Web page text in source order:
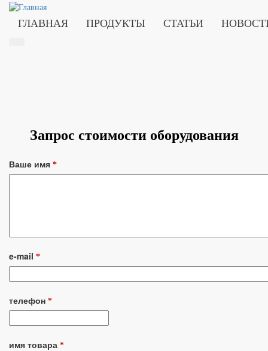
ГЛАВНАЯ ПРОДУКТЫ СТАТЬИ
Запрос стоимости оборудования
Ваше имя *
e-mail *
телефон *
имя товара *